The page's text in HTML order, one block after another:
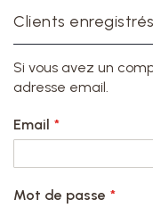
Clients enregistrés
Si vous avez un
adresse email.
Email
Mot de passe